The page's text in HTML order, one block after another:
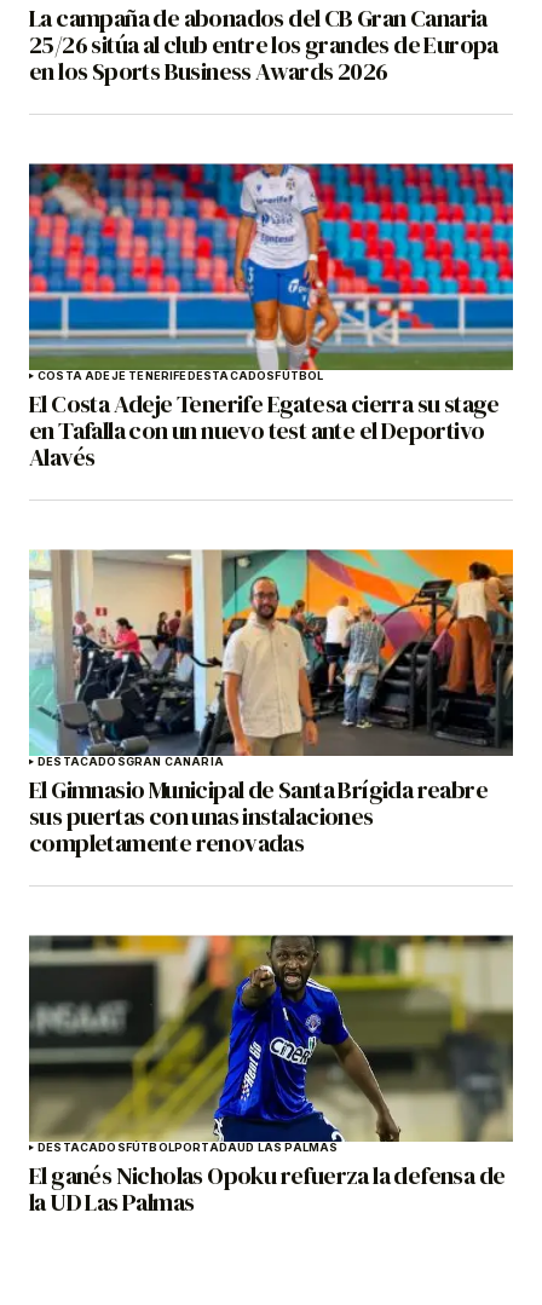
La campaña de abonados del CB Gran Canaria
25/26 sitúa al club entre los grandes de Europa
en los Sports Business Awards 2026
COSTA ADEJE TENERIFE DESTACADOS FÚTBOL
El Costa Adeje Tenerife Egatesa cierra su stage
en Tafalla con un nuevo test ante el Deportivo
Alavés
DESTACADOSGRAN CANARIA
El Gimnasio Municipal de Santa Brígida reabre
sus puertas con unas instalaciones
completamente renovadas
DESTACADOS FÚTBOLPORTADAUD LAS PALMAS
El ganés Nicholas Opoku refuerza la defensa de
la UD Las Palmas